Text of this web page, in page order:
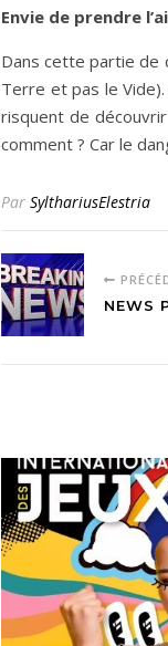
Envie de prendre
Dans cette partie de
Terre et pas le
risquent de
comment ? Car le
Par SylthariusElestria
NEWS